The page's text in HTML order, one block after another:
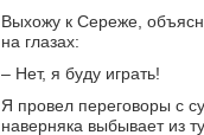
Выхожу к Сереже,
на глазах:
– Нет, я буду играть!
Я провел переговоры с
наверняка выбывает из